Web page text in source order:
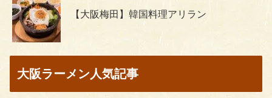
【大阪梅田】韓国料理アリラン
大阪ラーメン人気記事